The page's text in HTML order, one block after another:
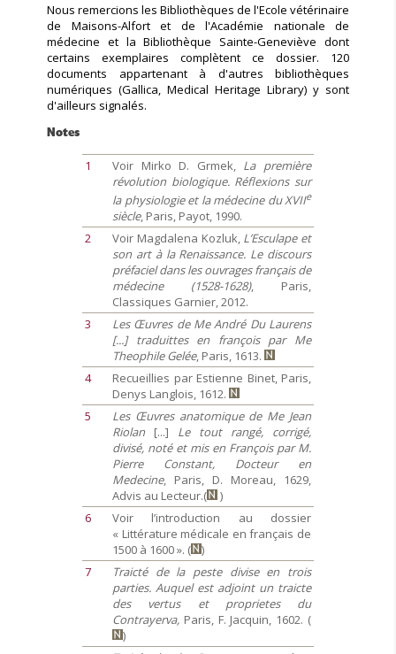
Nous remercions les Bibliothèques de l'Ecole vétérinaire
de Maisons-Alfort et de l'Académie nationale de
médecine et la Bibliothèque Sainte-Geneviève dont
certains exemplaires complètent ce dossier. 120
documents appartenant à d'autres bibliothèques
numériques (Gallica, Medical Heritage Library) y sont
d'ailleurs signalés.
Notes
1 Voir Mirko D. Grmek, La première
révolution biologique. Réflexions sur
la physiologie et la médecine du XVIIe
siècle, Paris, Payot, 1990.
2
Voir Magdalena Kozluk, L’Esculape et
son art à la Renaissance. Le discours
préfaciel dans les ouvrages français de
médecine (1528-1628), Paris,
Classiques Garnier, 2012.
3
Les Œuvres de Me André Du Laurens
[...] traduittes en françois par Me
Theophile Gelée, Paris, 1613.
4
Recueillies par Estienne Binet, Paris,
Denys Langlois, 1612.
5
Les Œuvres anatomique de Me Jean
Riolan [...] Le tout rangé, corrigé,
divisé, noté et mis en François par M.
Pierre Constant, Docteur en
Medecine, Paris, D. Moreau, 1629,
Advis au Lecteur.(
)
6
Voir l’introduction au dossier
« Littérature médicale en français de
1500 à 1600 ». (
)
7
Traicté de la peste divise en trois
parties. Auquel est adjoint un traicte
des vertus et proprietes du
Contrayerva, Paris, F. Jacquin, 1602. (
)